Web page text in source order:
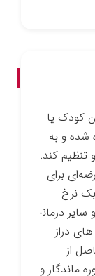
کودک یا
شده و به
تنظیم کند.
برای
نرخ
بهبودی بسیار بالایی دارد و از دارو­درمانی و سایر درمان­
دراز
از
ماندگار و